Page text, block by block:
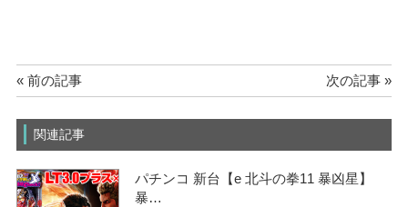
« 前の記事 次の記事 »
関連記事
パチンコ 新台【e 北斗の拳11 暴凶星】
暴…